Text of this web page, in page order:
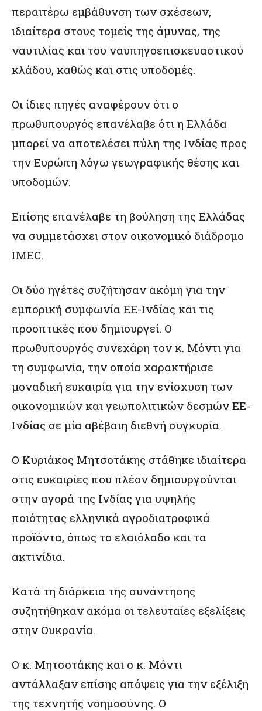
περαιτέρω εμβάθυνση των σχέσεων,
ιδιαίτερα στους τομείς της άμυνας, της
ναυτιλίας και του ναυπηγοεπισκευαστικού
κλάδου, καθώς και στις υποδομές.
Οι ίδιες πηγές αναφέρουν ότι ο
πρωθυπουργός επανέλαβε ότι η Ελλάδα
μπορεί να αποτελέσει πύλη της Ινδίας προς
την Ευρώπη λόγω γεωγραφικής θέσης και
υποδομών.
Επίσης επανέλαβε τη βούληση της Ελλάδας
να συμμετάσχει στον οικονομικό διάδρομο
IMEC.
Οι δύο ηγέτες συζήτησαν ακόμη για την
εμπορική συμφωνία ΕΕ-Ινδίας και τις
προοπτικές που δημιουργεί. Ο
πρωθυπουργός συνεχάρη τον κ. Μόντι για
τη συμφωνία, την οποία χαρακτήρισε
μοναδική ευκαιρία για την ενίσχυση των
οικονομικών και γεωπολιτικών δεσμών ΕΕ-
Ινδίας σε μία αβέβαιη διεθνή συγκυρία.
Ο Κυριάκος Μητσοτάκης στάθηκε ιδιαίτερα
στις ευκαιρίες που πλέον δημιουργούνται
στην αγορά της Ινδίας για υψηλής
ποιότητας ελληνικά αγροδιατροφικά
προϊόντα, όπως το ελαιόλαδο και τα
ακτινίδια.
Κατά τη διάρκεια της συνάντησης
συζητήθηκαν ακόμα οι τελευταίες εξελίξεις
στην Ουκρανία.
Ο κ. Μητσοτάκης και ο κ. Μόντι
αντάλλαξαν επίσης απόψεις για την εξέλιξη
της τεχνητής νοημοσύνης. Ο